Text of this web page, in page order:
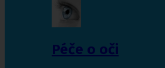
Péče o oči